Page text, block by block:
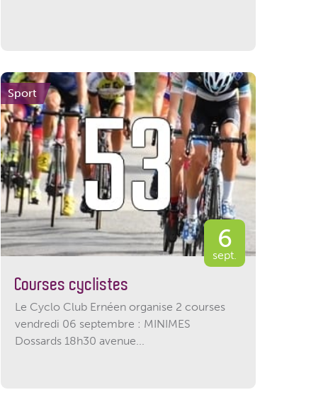
Sport
6
sept.
Courses cyclistes
Le Cyclo Club Ernéen organise 2 courses
vendredi 06 septembre : MINIMES
Dossards 18h30 avenue...